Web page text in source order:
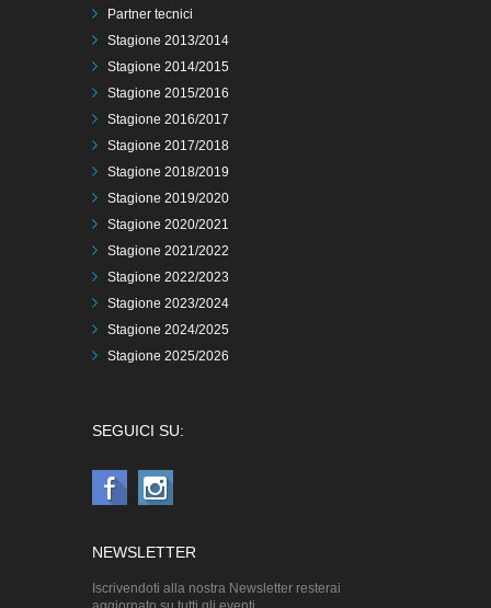
Partner tecnici
Stagione 2013/2014
Stagione 2014/2015
Stagione 2015/2016
Stagione 2016/2017
Stagione 2017/2018
Stagione 2018/2019
Stagione 2019/2020
Stagione 2020/2021
Stagione 2021/2022
Stagione 2022/2023
Stagione 2023/2024
Stagione 2024/2025
Stagione 2025/2026
SEGUICI SU:
NEWSLETTER
Iscrivendoti alla nostra Newsletter resterai